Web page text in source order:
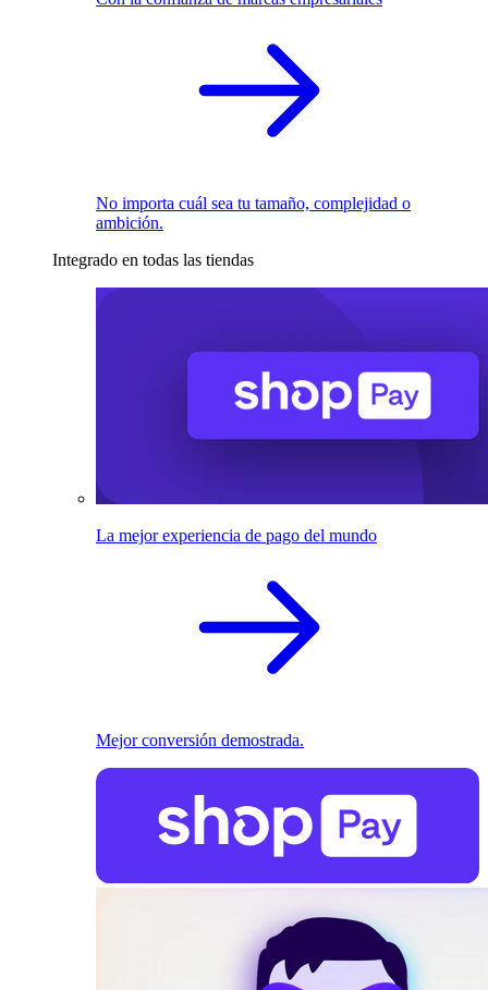
No importa cuál sea tu tamaño, complejidad o
ambición.
Integrado en todas las tiendas
La mejor experiencia de pago del mundo
Mejor conversión demostrada.